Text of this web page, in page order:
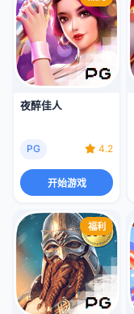
夜醉佳人
PG 4.2
开始游戏
福利